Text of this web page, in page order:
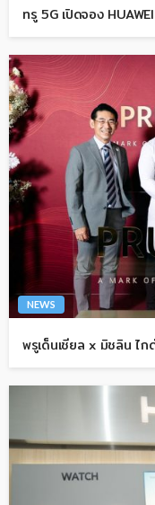
ทรู 5G เปิดจอง
NEWS
พรูเด็นเชียล x มิชลิน ไ